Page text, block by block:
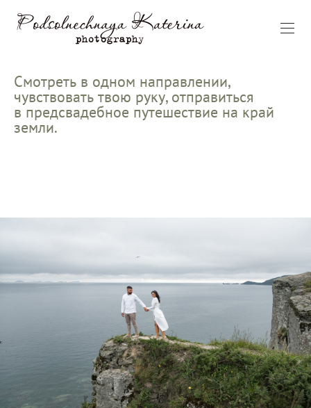
Смотреть в одном направлении,
чувствовать твою руку, отправиться
в предсвадебное путешествие на край
земли.